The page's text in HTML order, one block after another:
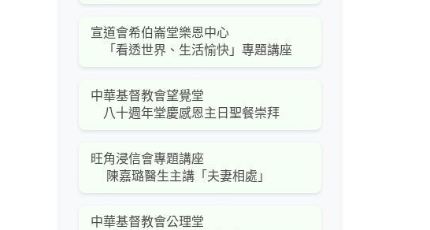
宣道會希伯崙堂樂恩中心
「看透世界、生活愉快」專題講座
中華基督教會望覺堂
八十週年堂慶感恩主日聖餐崇拜
旺角浸信會專題講座
陳嘉璐醫生主講「夫妻相處」
中華基督教會公理堂